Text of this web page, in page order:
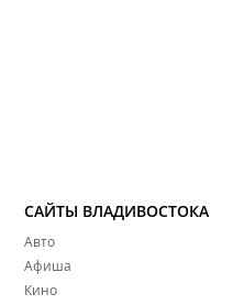
САЙТЫ ВЛАДИВОСТОКА
Авто
Афиша
Кино